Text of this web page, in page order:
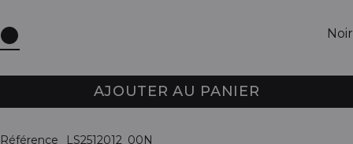
Noir
AJOUTER AU PANIER
Référence LS2512012_00N